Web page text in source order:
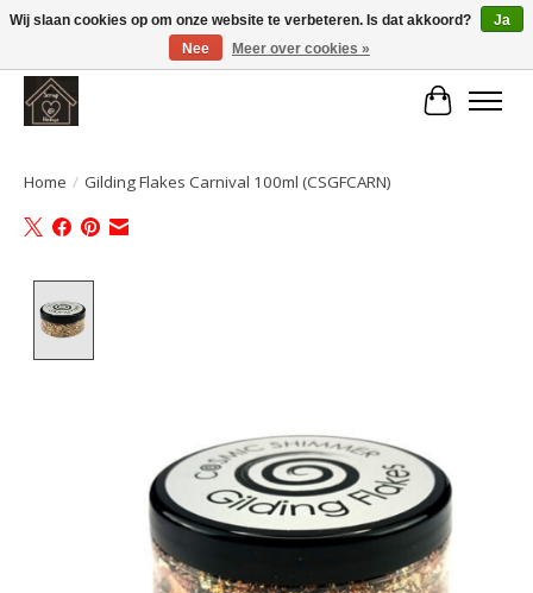
Large selection of products and fast shipping!
Home / Gilding Flakes Carnival 100ml (CSGFCARN)
Wij slaan cookies op om onze website te verbeteren. Is dat akkoord?
Ja
Nee
Meer over cookies »